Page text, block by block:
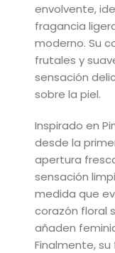
envolvente,
fragancia
moderno. Su
frutales y
sensación
sobre la piel.
Inspirado en
desde la
apertura
sensación
medida que
corazón floral
añaden
Finalmente,